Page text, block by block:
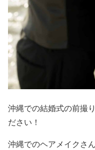
沖縄での結婚式の前撮
ださい！
沖縄でのヘアメイクさ